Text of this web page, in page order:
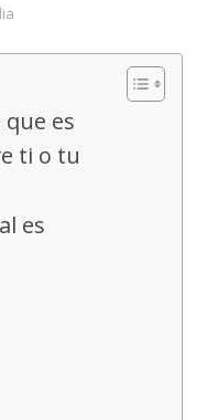
es
ti o tu
es